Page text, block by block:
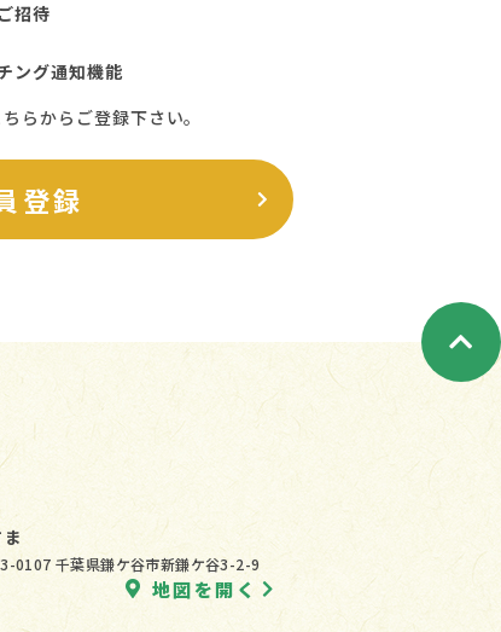
招待
ング通知機能
らからご登録下さい。
登録
0107 千葉県鎌ケ谷市新鎌ケ谷3-2-9
地図を開く